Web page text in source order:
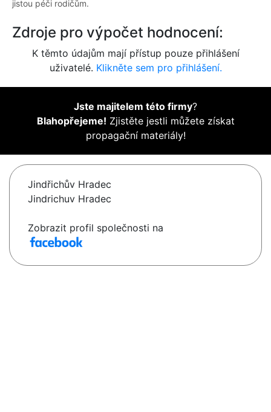
jistou péči rodičům.
Zdroje pro výpočet hodnocení:
K těmto údajům mají přístup pouze přihlášení
uživatelé. Klikněte sem pro přihlášení.
Jste majitelem této firmy?
Blahopřejeme! Zjistěte jestli můžete získat
propagační materiály!
Jindřichův Hradec
Jindrichuv Hradec
Zobrazit profil společnosti na